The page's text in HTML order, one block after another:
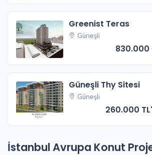
Greenist Teras
Güneşli
830.000
Güneşli Thy Sitesi
Güneşli
260.000
İstanbul Avrupa Konut